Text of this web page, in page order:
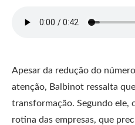
Apesar da redução do
atenção, Balbinot ressalta
transformação. Segundo ele,
rotina das empresas, que